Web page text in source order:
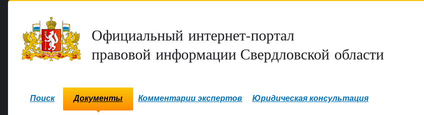
Официальный интернет-портал
правовой информации Свердловской области
Поиск Документы Комментарии экспертов Юридическая консультация